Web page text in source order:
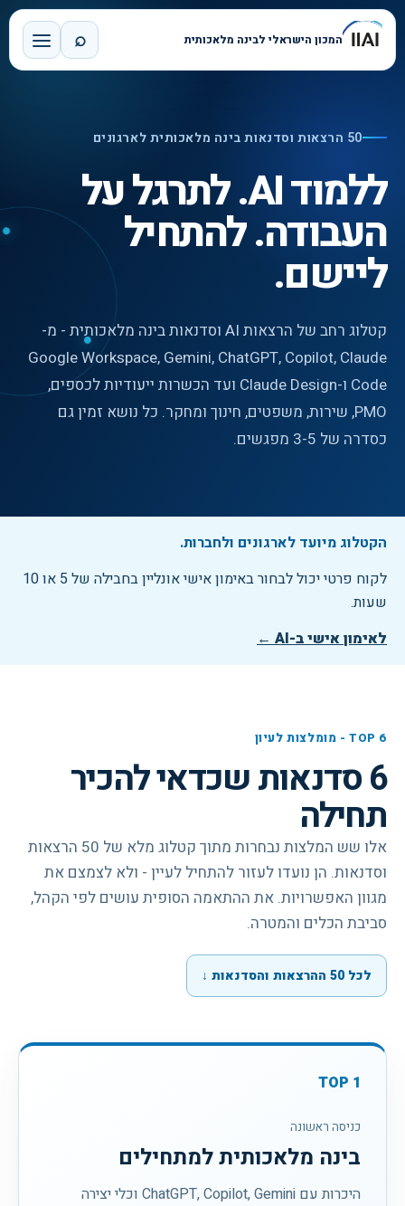
המכון הישראלי לבינה מלאכותית ⌕
50 הרצאות וסדנאות בינה מלאכותית לארגונים
ללמוד AI. לתרגל על
העבודה. להתחיל
ליישם.
קטלוג רחב של הרצאות AI וסדנאות בינה מלאכותית - מ-
Google Workspace, Gemini, ChatGPT, Copilot, Claude
Code ו-Claude Design ועד הכשרות ייעודיות לכספים,
PMO, שירות, משפטים, חינוך ומחקר. כל נושא זמין גם
כסדרה של 3-5 מפגשים.
הקטלוג מיועד לארגונים ולחברות.
לקוח פרטי יכול לבחור באימון אישי אונליין בחבילה של 5 או 10
שעות.
לאימון אישי ב-AI ←
TOP 6 - מומלצות לעיון
6 סדנאות שכדאי להכיר
תחילה
אלו שש המלצות נבחרות מתוך קטלוג מלא של 50 הרצאות
וסדנאות. הן נועדו לעזור להתחיל לעיין - ולא לצמצם את
מגוון האפשרויות. את ההתאמה הסופית עושים לפי הקהל,
סביבת הכלים והמטרה.
לכל 50 ההרצאות והסדנאות ↓
TOP 1
כניסה ראשונה
בינה מלאכותית למתחילים
היכרות עם ChatGPT, Copilot, Gemini וכלי יצירה